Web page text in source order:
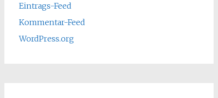
Eintrags-Feed
Kommentar-Feed
WordPress.org